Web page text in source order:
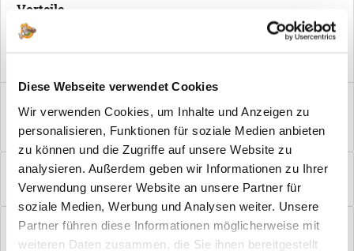
Diese Webseite verwendet Cookies
Wir verwenden Cookies, um Inhalte und Anzeigen zu
personalisieren, Funktionen für soziale Medien anbieten
zu können und die Zugriffe auf unsere Website zu
analysieren. Außerdem geben wir Informationen zu Ihrer
Verwendung unserer Website an unsere Partner für
soziale Medien, Werbung und Analysen weiter. Unsere
Partner führen diese Informationen möglicherweise mit
weiteren Daten zusammen, die Sie ihnen bereitgestellt
Vorteile
Kostenloser Versand ab € 2000,- Bestellwert
Mustertafel DURAT® Asteiche Struktur quer Damit Sie sich die
Entscheidung leichter machen und...mehr
Bewertungen
0
Bewertungen lesen, schreiben und diskutieren...mehr
Hilfevideo
mehr